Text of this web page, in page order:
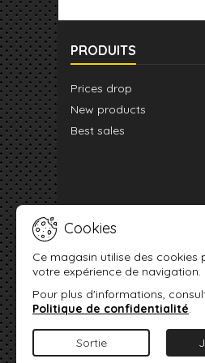
PRODUITS
Prices drop
New products
Best sales
Cookies
Ce magasin utilise des cookies
votre expérience de navigation.
Pour plus d'informations,
Politique de confidentialité.
Sortie
LETTRE